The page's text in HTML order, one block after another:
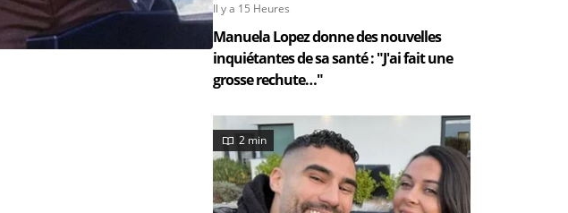
Il y a 15 Heures
Manuela Lopez donne des nouvelles
inquiétantes de sa santé : "J'ai fait une
grosse rechute…"
2 min